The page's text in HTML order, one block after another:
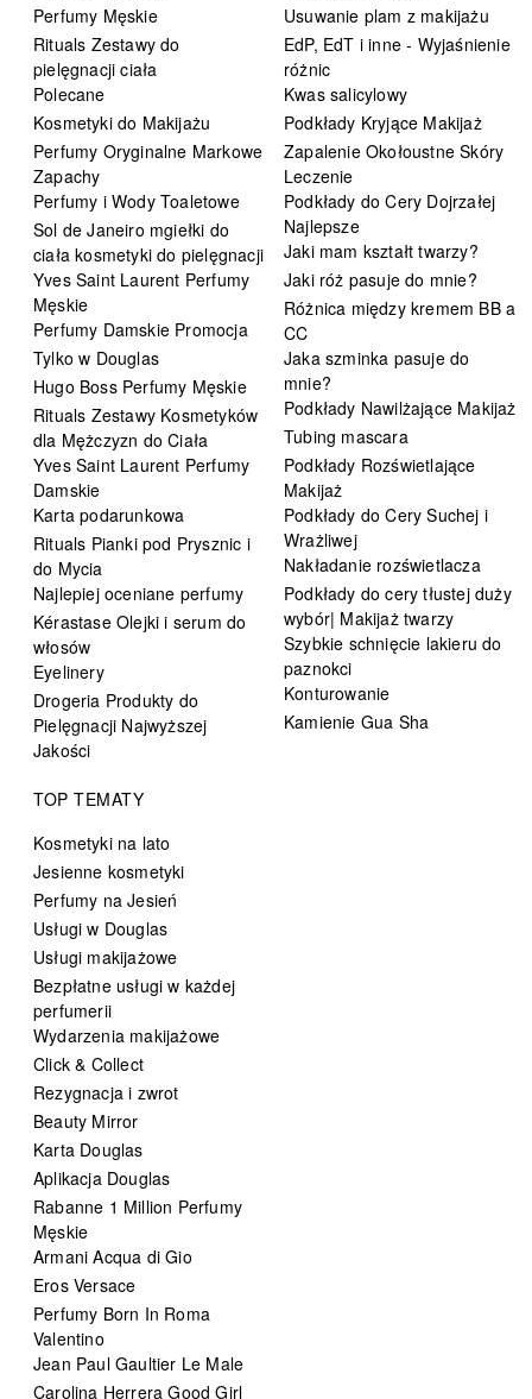
Perfumy Męskie
Rituals Zestawy do
pielęgnacji ciała
Polecane
Kosmetyki do Makijażu
Perfumy Oryginalne Markowe
Zapachy
Perfumy i Wody Toaletowe
Sol de Janeiro mgiełki do
ciała kosmetyki do pielęgnacji
Yves Saint Laurent Perfumy
Męskie
Perfumy Damskie Promocja
Tylko w Douglas
Hugo Boss Perfumy Męskie
Rituals Zestawy Kosmetyków
dla Mężczyzn do Ciała
Yves Saint Laurent Perfumy
Damskie
Karta podarunkowa
Rituals Pianki pod Prysznic i
do Mycia
Najlepiej oceniane perfumy
Kérastase Olejki i serum do
włosów
Eyelinery
Drogeria Produkty do
Pielęgnacji Najwyższej
Jakości
Usuwanie plam z makijażu
EdP, EdT i inne - Wyjaśnienie
różnic
Kwas salicylowy
Podkłady Kryjące Makijaż
Zapalenie Okołoustne Skóry
Leczenie
Podkłady do Cery Dojrzałej
Najlepsze
Jaki mam kształt twarzy?
Jaki róż pasuje do mnie?
Różnica między kremem BB a
CC
Jaka szminka pasuje do
mnie?
Podkłady Nawilżające Makijaż
Tubing mascara
Podkłady Rozświetlające
Makijaż
Podkłady do Cery Suchej i
Wrażliwej
Nakładanie rozświetlacza
Podkłady do cery tłustej duży
wybór| Makijaż twarzy
Szybkie schnięcie lakieru do
paznokci
Konturowanie
Kamienie Gua Sha
TOP TEMATY
Kosmetyki na lato
Jesienne kosmetyki
Perfumy na Jesień
Usługi w Douglas
Usługi makijażowe
Bezpłatne usługi w każdej
perfumerii
Wydarzenia makijażowe
Click & Collect
Rezygnacja i zwrot
Beauty Mirror
Karta Douglas
Aplikacja Douglas
Rabanne 1 Million Perfumy
Męskie
Armani Acqua di Gio
Eros Versace
Perfumy Born In Roma
Valentino
Jean Paul Gaultier Le Male
Carolina Herrera Good Girl